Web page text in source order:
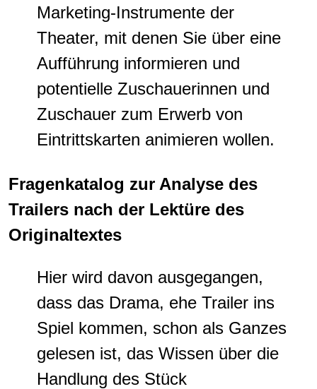
Marketing-Instrumente der
Theater, mit denen Sie über eine
Aufführung informieren und
potentielle Zuschauerinnen und
Zuschauer zum Erwerb von
Eintrittskarten animieren wollen.
Fragenkatalog zur Analyse des
Trailers nach der Lektüre des
Originaltextes
Hier wird davon ausgegangen,
dass das Drama, ehe Trailer ins
Spiel kommen, schon als Ganzes
gelesen ist, das Wissen über die
Handlung des Stück